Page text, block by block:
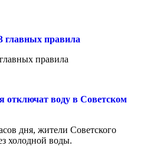
главных правила
правила
отключат воду в Советском
дня, жители Советского
холодной воды.